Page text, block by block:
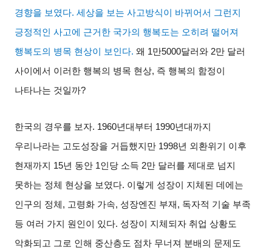
경향을 보였다.세상을 보는 사고방식이 바뀌어서 그런지
긍정적인 사고에 근거한 국가의 행복도는 오히려 떨어져
행복도의 병목 현상이 보인다. 왜 1만5000달러와 2만 달러
사이에서 이러한 행복의 병목 현상, 즉 행복의 함정이
나타나는 것일까?
한국의 경우를 보자. 1960년대부터 1990년대까지
우리나라는 고도성장을 거듭했지만 1998년 외환위기 이후
현재까지 15년 동안 1인당 소득 2만 달러를 제대로 넘지
못하는 정체 현상을 보였다. 이렇게 성장이 지체된 데에는
인구의 정체, 고령화 가속, 성장엔진 부재, 독자적 기술 부족
등 여러 가지 원인이 있다. 성장이 지체되자 취업 상황도
악화되고 그로 인해 중산층도 점차 무너져 분배의 문제도